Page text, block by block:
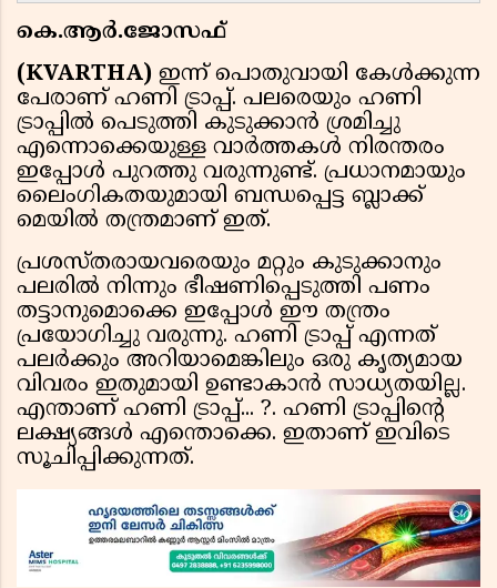
കെ.ആർ.ജോസഫ്
(KVARTHA) ഇന്ന് പൊതുവായി കേൾക്കുന്ന
പേരാണ് ഹണി ട്രാപ്പ്. പലരെയും ഹണി
ട്രാപ്പിൽ പെടുത്തി കുടുക്കാൻ ശ്രമിച്ചു
എന്നൊക്കെയുള്ള വാർത്തകൾ നിരന്തരം
ഇപ്പോൾ പുറത്തു വരുന്നുണ്ട്. പ്രധാനമായും
ലൈംഗികതയുമായി ബന്ധപ്പെട്ട ബ്ലാക്ക്
മെയിൽ തന്ത്രമാണ് ഇത്.
പ്രശസ്തരായവരെയും മറ്റും കുടുക്കാനും
പലരിൽ നിന്നും ഭീഷണിപ്പെടുത്തി പണം
തട്ടാനുമൊക്കെ ഇപ്പോൾ ഈ തന്ത്രം
പ്രയോഗിച്ചു വരുന്നു. ഹണി ട്രാപ്പ് എന്നത്
പലർക്കും അറിയാമെങ്കിലും ഒരു കൃത്യമായ
വിവരം ഇതുമായി ഉണ്ടാകാൻ സാധ്യതയില്ല.
എന്താണ് ഹണി ട്രാപ്പ്... ?. ഹണി ട്രാപ്പിന്റെ
ലക്ഷ്യങ്ങൾ എന്തൊക്കെ. ഇതാണ് ഇവിടെ
സൂചിപ്പിക്കുന്നത്.